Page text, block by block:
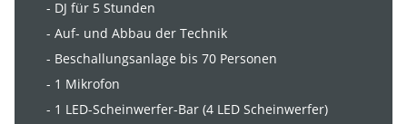
- DJ für 5 Stunden
- Auf- und Abbau der Technik
- Beschallungsanlage bis 70 Personen
- 1 Mikrofon
- 1 LED-Scheinwerfer-Bar (4 LED Scheinwerfer)